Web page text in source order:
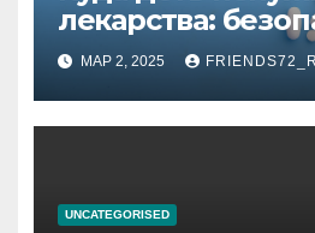
лекарства:
способы
МАР 2, 2025
UNCATEGORISED